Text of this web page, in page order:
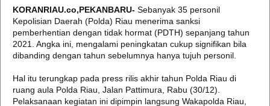
KORANRIAU.co,PEKANBARU- Sebanyak 35 personil
Kepolisian Daerah (Polda) Riau menerima sanksi
pemberhentian dengan tidak hormat (PDTH) sepanjang tahun
2021. Angka ini, mengalami peningkatan cukup signifikan bila
dibanding dengan tahun sebelumnya hanya tujuh personil.
Hal itu terungkap pada press rilis akhir tahun Polda Riau di
ruang aula Polda Riau, Jalan Pattimura, Rabu (30/12).
Pelaksanaan kegiatan ini dipimpin langsung Wakapolda Riau,